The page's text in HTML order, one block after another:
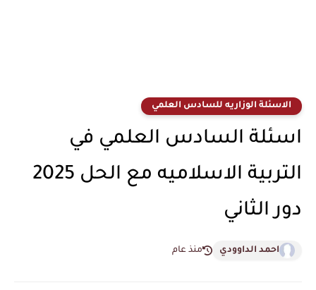
الاسئلة الوزاريه للسادس العلمي
اسئلة السادس العلمي في
التربية الاسلاميه مع الحل 2025
دور الثاني
احمد الداوودي منذ عام